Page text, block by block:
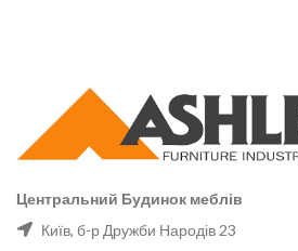
Центральний Будинок меблів
Київ, б-р Дружби Народів 23